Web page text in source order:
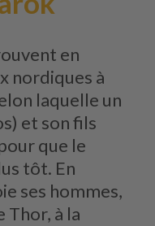
en
nordiques à
laquelle un
et son fils
que le
tôt. En
ses hommes,
Thor, à la